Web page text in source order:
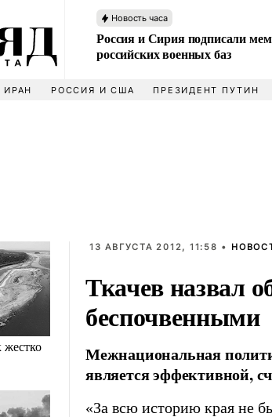
Новость часа
Россия и Сирия подписали
российских военных баз
ИРАН РОССИЯ И США ПРЕЗИДЕНТ ПУТИН
13 АВГУСТА 2012, 11:58 •
Ткачев назвал
беспочвенными
Межнациональная
является эффективной,
«За всю историю края не